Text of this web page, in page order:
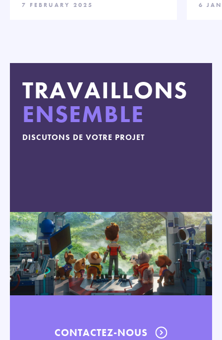
7 FEBRUARY 2025 6
TRAVAILLONS
ENSEMBLE
DISCUTONS DE VOTRE PROJET
CONTACTEZ-NOUS